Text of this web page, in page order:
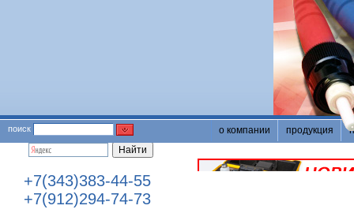
поиск о компании продукция
+7(343)383-44-55
+7(912)294-74-73